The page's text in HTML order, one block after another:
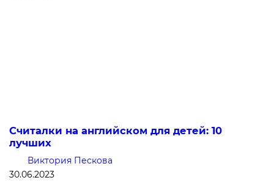
Считалки на английском для детей: 10
лучших
Виктория Пескова
30.06.2023